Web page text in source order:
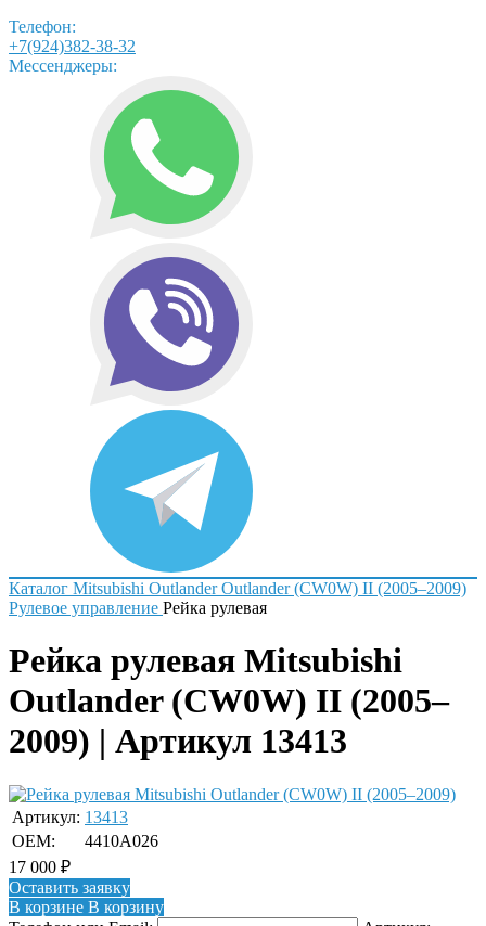
Телефон:
+7(924)382-38-32
Мессенджеры:
Каталог Mitsubishi Outlander Outlander (CW0W) II (2005–2009)
Рулевое управление Рейка рулевая
Рейка рулевая Mitsubishi
Outlander (CW0W) II (2005–
2009) | Артикул 13413
Артикул: 13413
OEM:
4410A026
17 000 ₽
Оставить заявку
В корзине В корзину